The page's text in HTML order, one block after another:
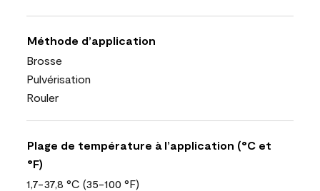
Méthode d’application
Brosse
Pulvérisation
Rouler
Plage de température à l’application (°C et
°F)
1,7-37,8 °C (35-100 °F)